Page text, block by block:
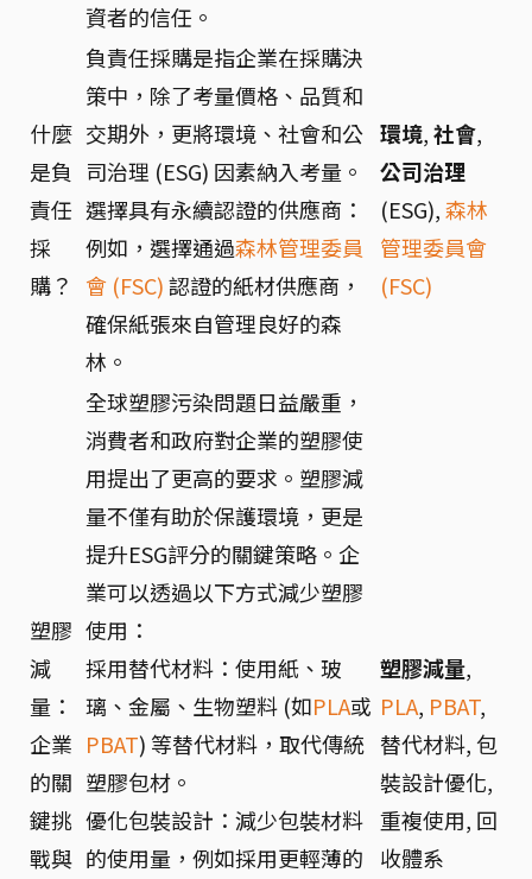
資者的信任。
什麼
是負
責任
採
購？
負責任採購是指企業在採購決
策中，除了考量價格、品質和
交期外，更將環境、社會和公
司治理 (ESG) 因素納入考量。
選擇具有永續認證的供應商：
例如，選擇通過森林管理委員
會 (FSC)認證的紙材供應商，
確保紙張來自管理良好的森
林。
環境,社會,
公司治理
(ESG),森林
管理委員會
(FSC)
塑膠
減
量：
企業
的關
鍵挑
戰與
全球塑膠污染問題日益嚴重，
消費者和政府對企業的塑膠使
用提出了更高的要求。塑膠減
量不僅有助於保護環境，更是
提升ESG評分的關鍵策略。企
業可以透過以下方式減少塑膠
使用：
採用替代材料：使用紙、玻
璃、金屬、生物塑料 (如PLA或
PBAT) 等替代材料，取代傳統
塑膠包材。
優化包裝設計：減少包裝材料
的使用量，例如採用更輕薄的
塑膠減量,
PLA, PBAT,
替代材料, 包
裝設計優化,
重複使用, 回
收體系